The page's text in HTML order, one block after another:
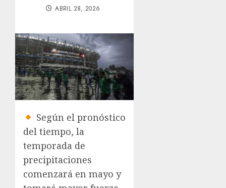
ABRIL 28, 2026
Según el pronóstico
del tiempo, la
temporada de
precipitaciones
comenzará en mayo y